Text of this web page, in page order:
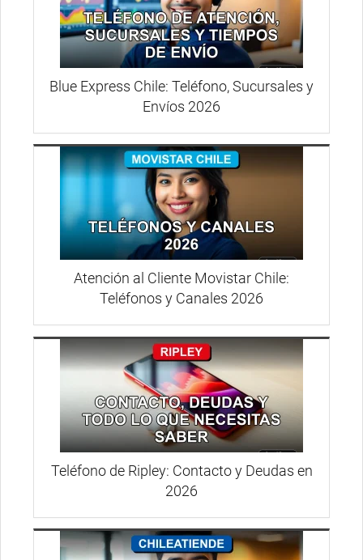
Blue Express Chile: Teléfono, Sucursales y
Envíos 2026
Atención al Cliente Movistar Chile:
Teléfonos y Canales 2026
Teléfono de Ripley: Contacto y Deudas en
2026